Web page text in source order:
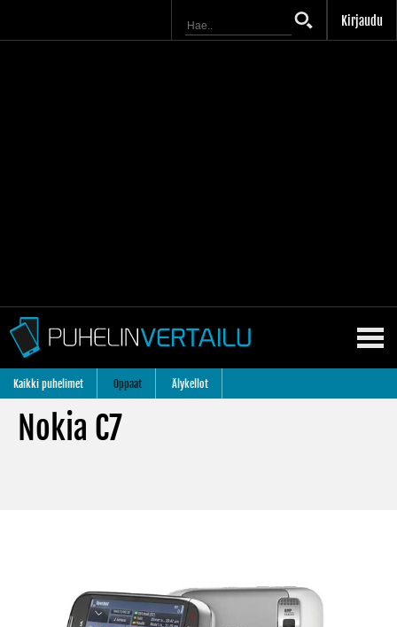
Kirjaudu
Kaikki puhelimet Oppaat Älykellot
Nokia C7